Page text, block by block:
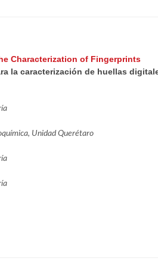
Characterization of Fingerprints
la caracterización de huellas
Unidad Querétaro